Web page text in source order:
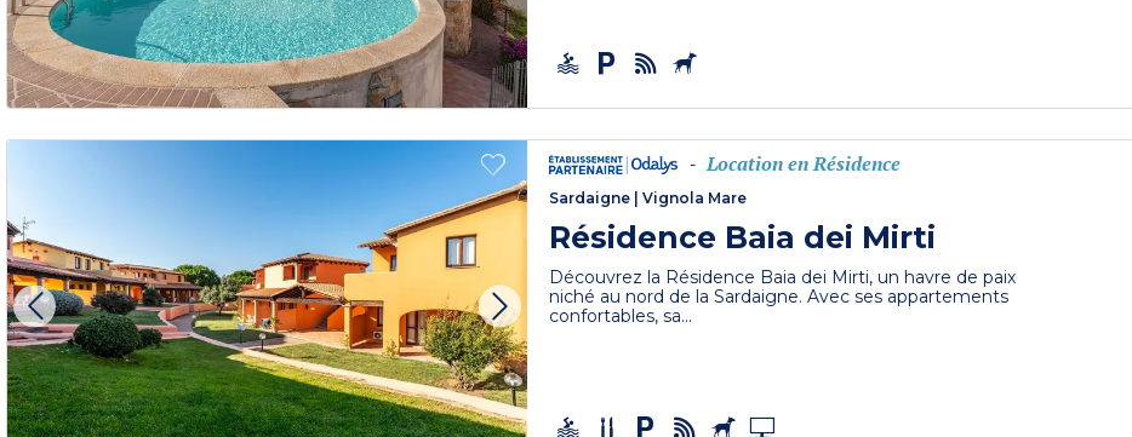
- Location en Résidence
Sardaigne |Vignola Mare
Résidence Baia dei Mirti
Découvrez la Résidence Baia dei Mirti, un havre de paix
niché au nord de la Sardaigne. Avec ses appartements
confortables, sa...